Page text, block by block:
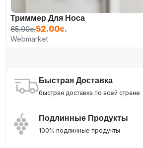
Триммер Для Носа
65.00с.52.00с.
Webmarket
Быстрая Доставка
быстрая доставка по всей стране
Подлинные Продукты
100% подлинные продукты